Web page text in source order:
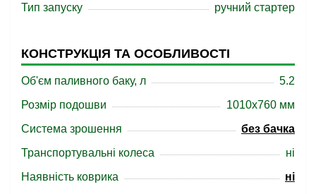
Тип запуску
ручний стартер
КОНСТРУКЦІЯ ТА ОСОБЛИВОСТІ
Об'єм паливного баку, л
5.2
Розмір подошви
1010х760 мм
Система зрошення
без бачка
Транспортувальні колеса
ні
Наявність коврика
ні